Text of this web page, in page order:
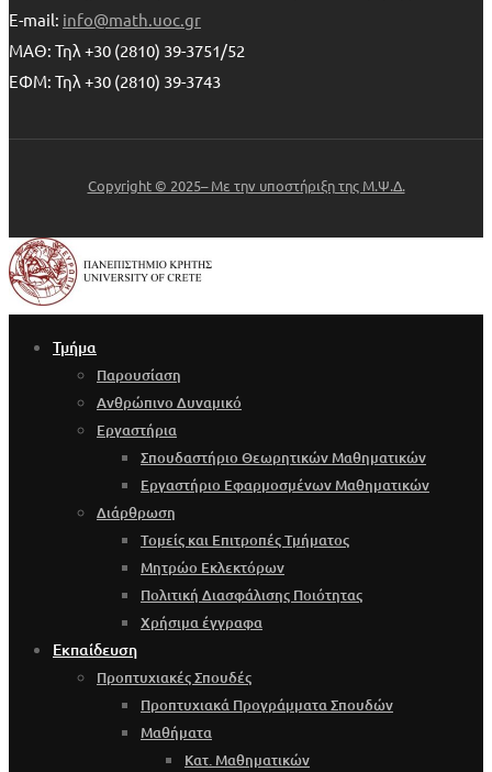
E-mail: info@math.uoc.gr
ΜΑΘ: Τηλ +30 (2810) 39-3751/52
ΕΦΜ: Τηλ +30 (2810) 39-3743
Copyright © 2025– Με την υποστήριξη της Μ.Ψ.Δ.
Τμήμα
Παρουσίαση
Ανθρώπινο Δυναμικό
Εργαστήρια
Σπουδαστήριο Θεωρητικών Μαθηματικών
Εργαστήριο Εφαρμοσμένων Μαθηματικών
Διάρθρωση
Τομείς και Επιτροπές Τμήματος
Μητρώο Εκλεκτόρων
Πολιτική Διασφάλισης Ποιότητας
Χρήσιμα έγγραφα
Εκπαίδευση
Προπτυχιακές Σπουδές
Προπτυχιακά Προγράμματα Σπουδών
Μαθήματα
Κατ. Μαθηματικών